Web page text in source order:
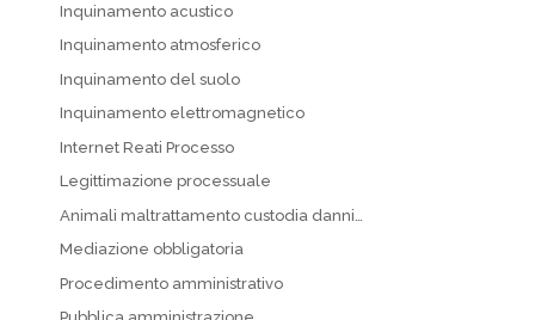
Inquinamento acustico
Inquinamento atmosferico
Inquinamento del suolo
Inquinamento elettromagnetico
Internet Reati Processo
Legittimazione processuale
Animali maltrattamento custodia danni…
Mediazione obbligatoria
Procedimento amministrativo